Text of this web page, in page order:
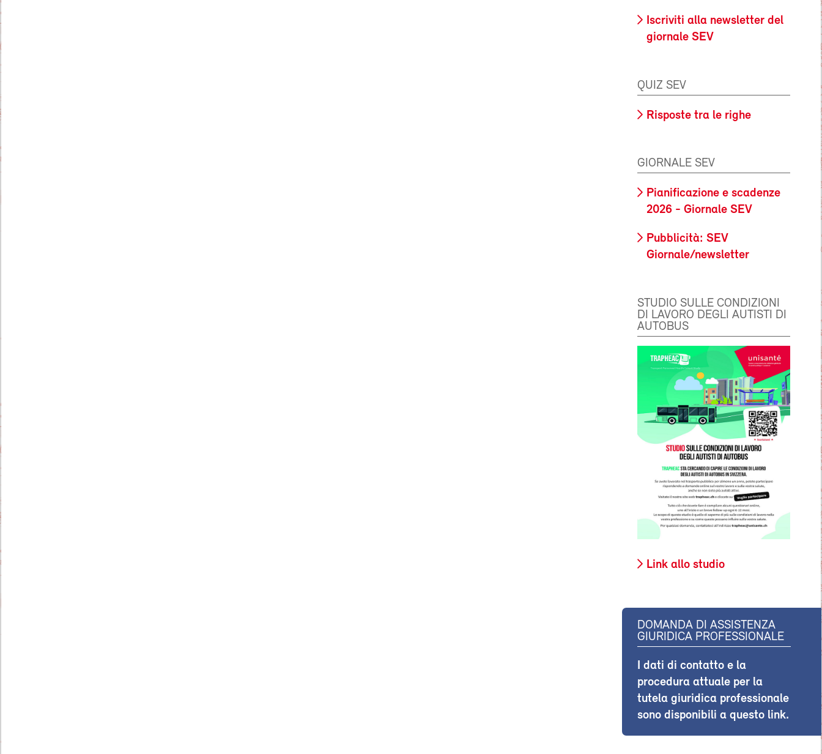
Iscriviti alla newsletter del
giornale SEV
QUIZ SEV
Risposte tra le righe
GIORNALE SEV
Pianificazione e scadenze
2026 - Giornale SEV
Pubblicità: SEV
Giornale/newsletter
STUDIO SULLE CONDIZIONI
DI LAVORO DEGLI AUTISTI DI
AUTOBUS
Link allo studio
DOMANDA DI ASSISTENZA
GIURIDICA PROFESSIONALE
I dati di contatto e la
procedura attuale per la
tutela giuridica professionale
sono disponibili a questo link.